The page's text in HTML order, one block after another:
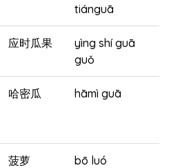
tiánguā
应时瓜果
yìng shí guā
guǒ
哈密瓜 hāmì guā
菠萝 bō luó